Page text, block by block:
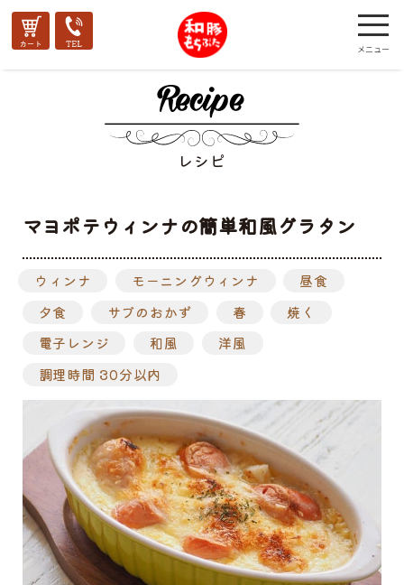
レシピ
マヨポテウィンナの簡単和風グラタン
ウィンナ モーニングウィンナ
昼食
夕食
サブのおかず 春
焼く
電子レンジ
和風
洋風
調理時間 30分以内